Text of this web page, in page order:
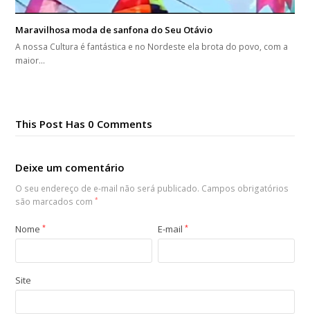
Maravilhosa moda de sanfona do Seu Otávio
A nossa Cultura é fantástica e no Nordeste ela brota do povo, com a
maior…
This Post Has 0 Comments
Deixe um comentário
O seu endereço de e-mail não será publicado. Campos obrigatórios
são marcados com*
Nome* E-mail*
Site